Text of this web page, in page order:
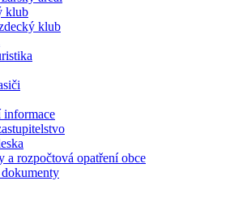
klub
klub
informace
a rozpočtová opatření obce